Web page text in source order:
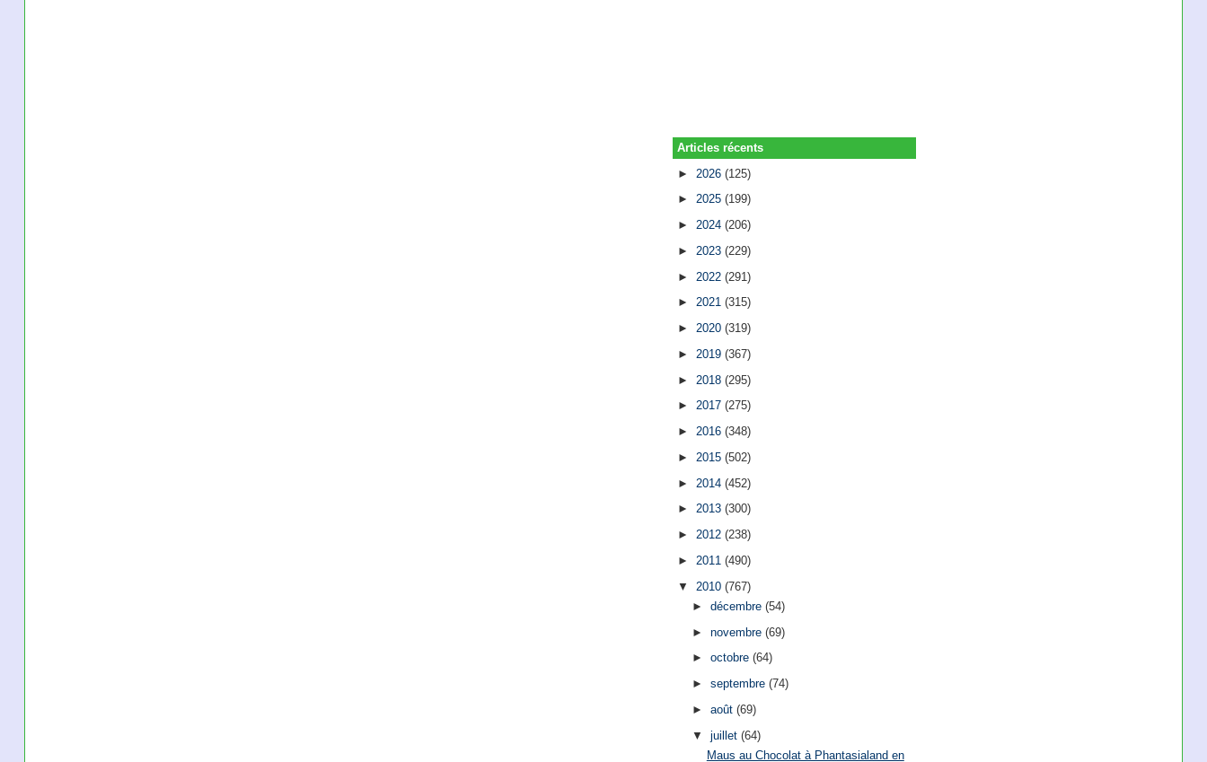
Articles récents
► 2026(125)
►2025(199)
►2024(206)
► 2023(229)
► 2022(291)
►2021(315)
►2020(319)
► 2019(367)
► 2018(295)
►2017(275)
►2016(348)
► 2015(502)
► 2014(452)
►2013(300)
►2012(238)
► 2011(490)
▼ 2010(767)
► décembre (54)
► novembre (69)
► octobre (64)
► septembre (74)
► août (69)
▼ juillet (64)
Maus au Chocolat à Phantasialand en